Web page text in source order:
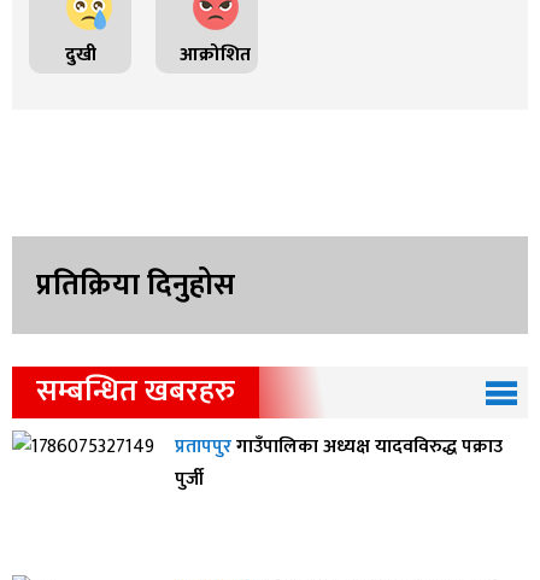
दुखी आक्रोशित
प्रतिक्रिया दिनुहोस
सम्बन्धित खबरहरु
प्रतापपुरगाउँपालिका अध्यक्ष यादवविरुद्ध पक्राउ
पुर्जी